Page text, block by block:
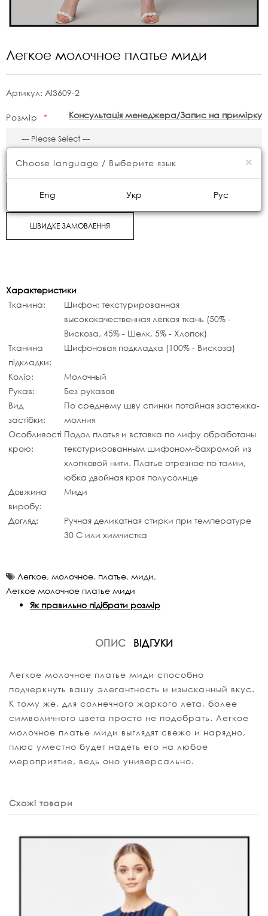
Легкое молочное платье миди
Артикул: AI3609-2
Консультація менеджера/Запис на примірку
Розмір
8200грн. 6990грн.
ШВИДКЕ ЗАМОВЛЕННЯ
Характеристики
Тканина:
Шифон: текстурированная
высококачественная легкая ткань (50% -
Вискоза, 45% - Шелк, 5% - Хлопок)
Тканина
підкладки:
Шифоновая подкладка (100% - Вискоза)
Колір:
Молочный
Рукав:
Без рукавов
Вид
застібки:
По среднему шву спинки потайная застежка-
молния
Особливості
крою:
Подол платья и вставка по лифу обработаны
текстурированным шифоном-бахромой из
хлопковой нити. Платье отрезное по талии,
юбка двойная кроя полусолнце
Довжина
виробу:
Миди
Догляд:
Ручная деликатная стирки при температуре
30 С или химчистка
Легкое, молочное, платье, миди,
Легкое молочное платье миди
Як правильно підібрати розмір
ОПИС ВІДГУКИ
Легкое молочное платье миди способно
подчеркнуть вашу элегантность и изысканный вкус.
К тому же, для солнечного жаркого лета, более
символичного цвета просто не подобрать. Легкое
молочное платье миди выглядят свежо и нарядно,
плюс уместно будет надеть его на любое
мероприятие, ведь оно универсально.
Схожі товари
×
Choose language / Выберите язык
Eng Укр Рус